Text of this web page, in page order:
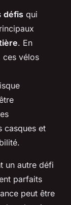
défis qui
. En
ces vélos
casques et
un autre défi
parfaits
peut être